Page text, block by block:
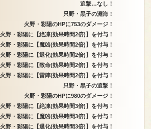
追撃…なし！
只野・黒子の淵海！
火野・彩陽のHPに753のダメージ！
火野・彩陽に【絶凍(効果時間2倍)】を付与！
火野・彩陽に【魔凶(効果時間2倍)】を付与！
火野・彩陽に【退化(効果時間2倍)】を付与！
火野・彩陽に【致命(効果時間2倍)】を付与！
火野・彩陽に【雷陣(効果時間2倍)】を付与！
只野・黒子の追撃！
火野・彩陽のHPに980のダメージ！
火野・彩陽に【絶凍(効果時間3倍)】を付与！
火野・彩陽に【魔凶(効果時間3倍)】を付与！
火野・彩陽に【退化(効果時間3倍)】を付与！